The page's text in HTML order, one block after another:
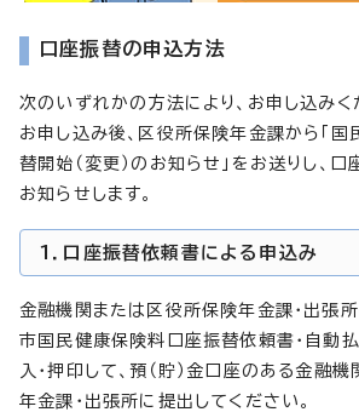
口座振替の申込方法
次のいずれかの方法により、お申し込みく
お申し込み後、区役所保険年金課から「
替開始（変更）のお知らせ」をお送りし、
お知らせします。
1．口座振替依頼書による申込み
金融機関または区役所保険年金課・出張
市国民健康保険料口座振替依頼書・自動
入・押印して、預（貯）金口座のある金融
年金課・出張所に提出してください。